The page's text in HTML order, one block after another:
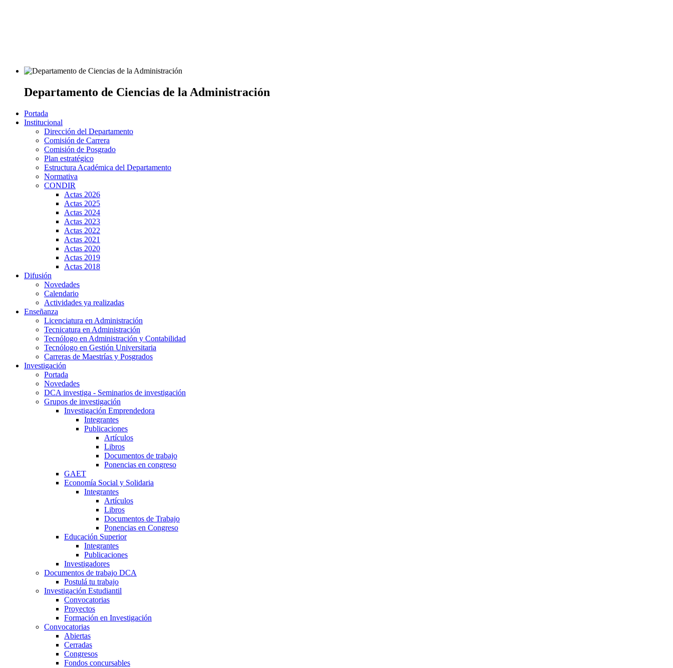
Departamento de Ciencias de la Administración
Portada
Institucional
Dirección del Departamento
Comisión de Carrera
Comisión de Posgrado
Plan estratégico
Estructura Académica del Departamento
Normativa
CONDIR
Actas 2026
Actas 2025
Actas 2024
Actas 2023
Actas 2022
Actas 2021
Actas 2020
Actas 2019
Actas 2018
Difusión
Novedades
Calendario
Actividades ya realizadas
Enseñanza
Licenciatura en Administración
Tecnicatura en Administración
Tecnólogo en Administración y Contabilidad
Tecnólogo en Gestión Universitaria
Carreras de Maestrías y Posgrados
Investigación
Portada
Novedades
DCA investiga - Seminarios de investigación
Grupos de investigación
Investigación Emprendedora
Integrantes
Publicaciones
Artículos
Libros
Documentos de trabajo
Ponencias en congreso
GAET
Economía Social y Solidaria
Integrantes
Artículos
Libros
Documentos de Trabajo
Ponencias en Congreso
Educación Superior
Integrantes
Publicaciones
Investigadores
Documentos de trabajo DCA
Postulá tu trabajo
Investigación Estudiantil
Convocatorias
Proyectos
Formación en Investigación
Convocatorias
Abiertas
Cerradas
Congresos
Fondos concursables